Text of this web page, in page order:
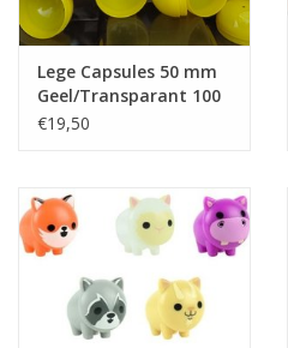
32/35 mm
Klein speelgoed
Lege Capsules 50 mm
Geel/Transparant 100
stuks
€19,50